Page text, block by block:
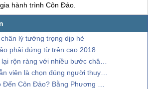
hành trìnhCôn Đảo
lý tưởng trọng dịp hè
phải đứng từ trên cao 2018
chân quay lại trong ngày lễ Quốc khánh mùng 2 tháng 9,
đúng người thuyền trưởng trên con tàu đón Tết
Côn Đảo? Bằng Phương Tiện Gì?